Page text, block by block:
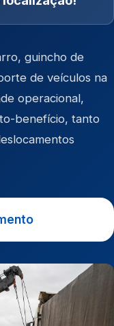
, guincho de
de veículos na
operacional,
benefício, tanto